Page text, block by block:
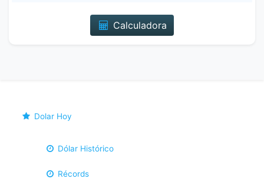
Calculadora
Dolar Hoy
Dólar Histórico
Récords